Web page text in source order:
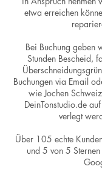
etwa erreichen
Bei Buchung geben
Stunden Bescheid,
Buchungen via Email
wie Jochen
DeinTonstudio.de
verlegt
Über 105 echte
und 5 von 5